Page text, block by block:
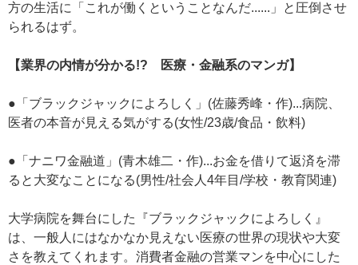
方の生活に「これが働くということなんだ......」と圧倒させ
られるはず。
【業界の内情が分かる!? 医療・金融系のマンガ】
●「ブラックジャックによろしく」(佐藤秀峰・作)...病院、
医者の本音が見える気がする(女性/23歳/食品・飲料)
●「ナニワ金融道」(青木雄二・作)...お金を借りて返済を滞
ると大変なことになる(男性/社会人4年目/学校・教育関連)
大学病院を舞台にした『ブラックジャックによろしく』
は、一般人にはなかなか見えない医療の世界の現状や大変
さを教えてくれます。消費者金融の営業マンを中心にした